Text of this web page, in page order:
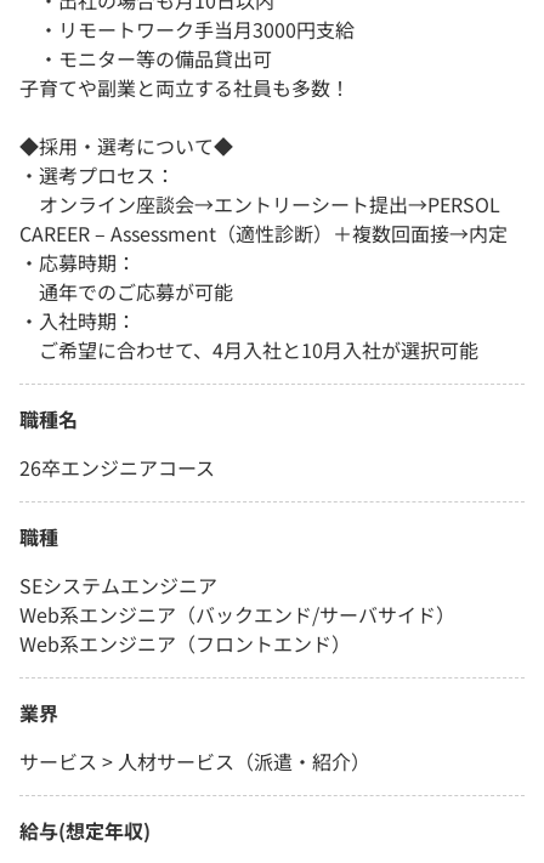
・リモートワーク手当月3000円支給
・モニター等の備品貸出可
子育てや副業と両立する社員も多数！
◆採用・選考について◆
・選考プロセス：
オンライン座談会→エントリーシート提出→PERSOL
CAREER – Assessment（適性診断）＋複数回面接→内定
・応募時期：
通年でのご応募が可能
・入社時期：
ご希望に合わせて、4月入社と10月入社が選択可能
職種名
26卒エンジニアコース
職種
SEシステムエンジニア
Web系エンジニア（バックエンド/サーバサイド）
Web系エンジニア（フロントエンド）
業界
サービス > 人材サービス（派遣・紹介）
給与(想定年収)